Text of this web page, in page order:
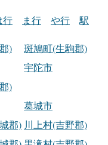
行 ま行 や行 駅
)
斑鳩町(生駒郡)
宇陀市
)
葛城市
郡) 川上村(吉野郡)